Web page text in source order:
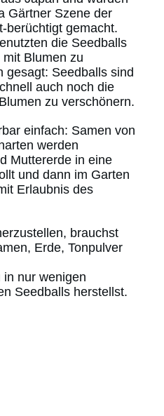
Gärtner Szene der
berüchtigt gemacht.
die Seedballs
Blumen zu
gesagt: Seedballs sind
auch noch die
zu verschönern.
einfach: Samen von
werden
Muttererde in eine
und dann im Garten
Erlaubnis des
brauchst
Erde, Tonpulver
nur wenigen
Seedballs herstellst.